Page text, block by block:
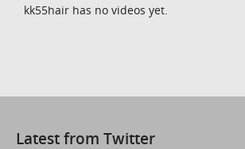
kk55hair has no videos yet.
Latest from Twitter